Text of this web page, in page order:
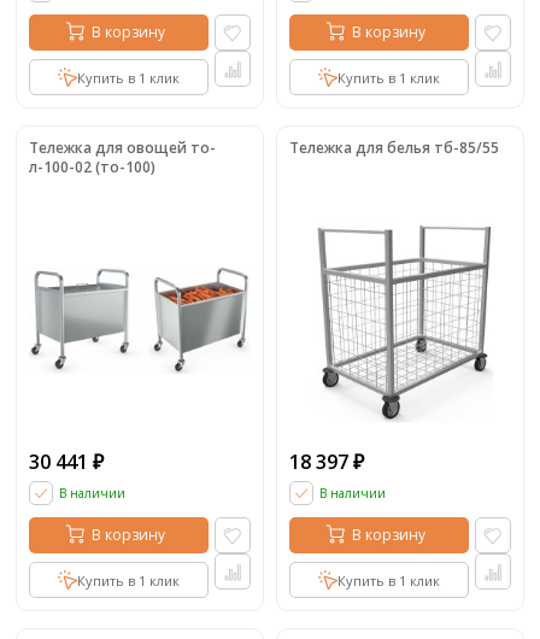
В корзину
Купить в 1 клик
В корзину
Купить в 1 клик
Тележка для овощей то-
л-100-02 (то-100)
30 441 ₽
В наличии
В корзину
Купить в 1 клик
Тележка для белья тб-85/55
18 397 ₽
В наличии
В корзину
Купить в 1 клик